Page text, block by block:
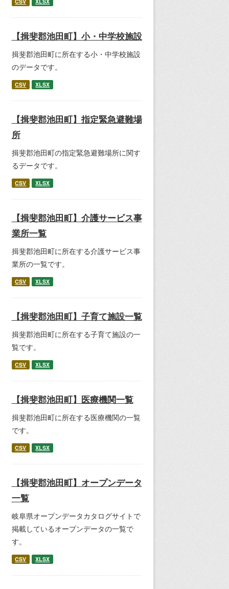
【揖斐郡池田町】小・中学校施設
揖斐郡池田町に所在する小・中学校施設
のデータです。
CSV XLSX
【揖斐郡池田町】指定緊急避難場
所
揖斐郡池田町の指定緊急避難場所に関す
るデータです。
CSV XLSX
【揖斐郡池田町】介護サービス事
業所一覧
揖斐郡池田町に所在する介護サービス事
業所の一覧です。
CSV XLSX
【揖斐郡池田町】子育て施設一覧
揖斐郡池田町に所在する子育て施設の一
覧です。
CSV XLSX
【揖斐郡池田町】医療機関一覧
揖斐郡池田町に所在する医療機関の一覧
です。
CSV XLSX
【揖斐郡池田町】オープンデータ
一覧
岐阜県オープンデータカタログサイトで
掲載しているオープンデータの一覧で
す。
CSV XLSX